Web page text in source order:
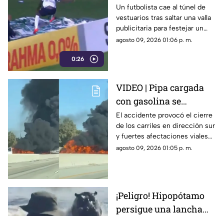
0:26
un gol | VIDEO
Un futbolista cae al túnel de
vestuarios tras saltar una valla
publicitaria para festejar un
gol. La anotación fue anulada y
agosto 09, 2026 01:06 p. m.
VIDEO | Pipa cargada
con gasolina se
incendia tras accidente
y paraliza autopista
El accidente provocó el cierre
de los carriles en dirección sur
y fuertes afectaciones viales
en la zona.
agosto 09, 2026 01:05 p. m.
¡Peligro! Hipopótamo
persigue una lancha